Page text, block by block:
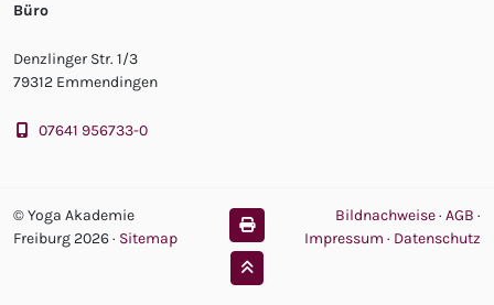
Büro
Denzlinger Str. 1/3
79312 Emmendingen
07641 956733-0
© Yoga Akademie
Freiburg 2026· Sitemap
Bildnachweise· AGB ·
Impressum · Datenschutz